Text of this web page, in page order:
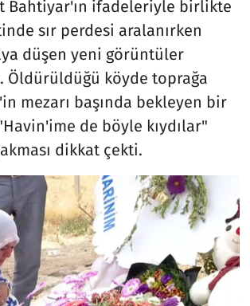
Bahtiyar'ın ifadeleriyle birlikte
sır perdesi aralanırken
düşen yeni görüntüler
Öldürüldüğü köyde toprağa
mezarı başında bekleyen bir
de böyle kıydılar"
dikkat çekti.